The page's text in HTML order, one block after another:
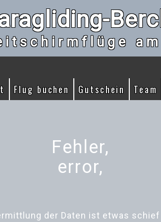
Flug buchen Gutschein Team
Fehler,
error,
der Daten ist etwas schief